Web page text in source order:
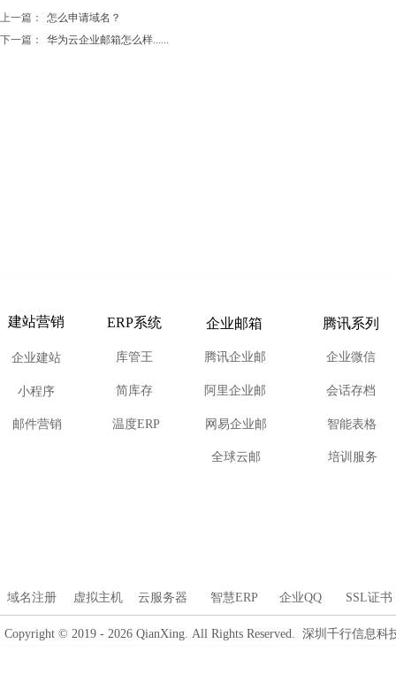
上一篇：
怎么申请域名？
下一篇：
华为云企业邮箱怎么样......
库管王
Copyright © 2019 - 2026 QianXing. All Rights Reserved. 深圳千行信息
腾讯企业邮
简库存
企业邮箱
企业建站
建站营销 ERP系统
小程序
企业微信
阿里企业邮
网易企业邮
腾讯系列
邮件营销
全球云邮
会话存档
智能表格
培训服务
温度ERP
域名注册 智慧ERP 企业QQ
云服务器
虚拟主机 SSL证书